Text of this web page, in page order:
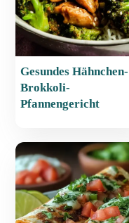
Gesundes Hähnchen-
Brokkoli-
Pfannengericht